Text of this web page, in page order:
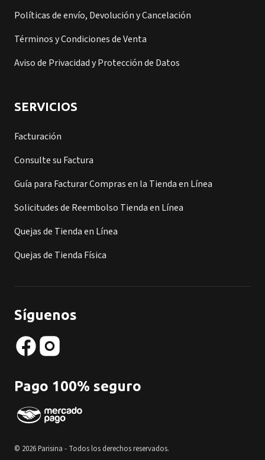
Políticas de envío, Devolución y Cancelación
Términos y Condiciones de Venta
Aviso de Privacidad y Protección de Datos
SERVICIOS
Facturación
Consulte su Factura
Guía para Facturar Compras en la Tienda en Línea
Solicitudes de Reembolso Tienda en Línea
Quejas de Tienda en Línea
Quejas de Tienda Física
Síguenos
Pago 100% seguro
© 2026 Parisina - Todos los derechos reservados.